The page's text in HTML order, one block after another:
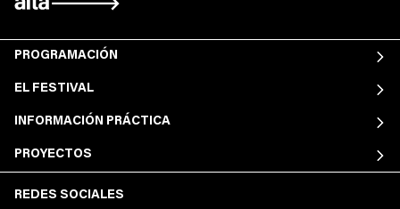
PROGRAMACIÓN
EL FESTIVAL
INFORMACIÓN PRÁCTICA
PROYECTOS
REDES SOCIALES